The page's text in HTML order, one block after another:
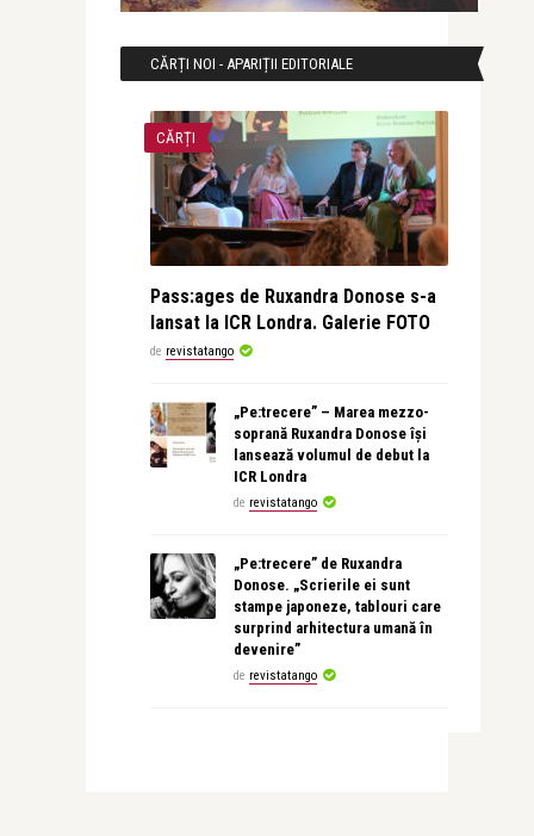
CĂRȚI NOI - APARIȚII EDITORIALE
CĂRȚI
Pass:ages de Ruxandra Donose s-a
lansat la ICR Londra. Galerie FOTO
de revistatango
„Pe:trecere” – Marea mezzo-
soprană Ruxandra Donose își
lansează volumul de debut la
ICR Londra
de revistatango
„Pe:trecere” de Ruxandra
Donose. „Scrierile ei sunt
stampe japoneze, tablouri care
surprind arhitectura umană în
devenire”
de revistatango